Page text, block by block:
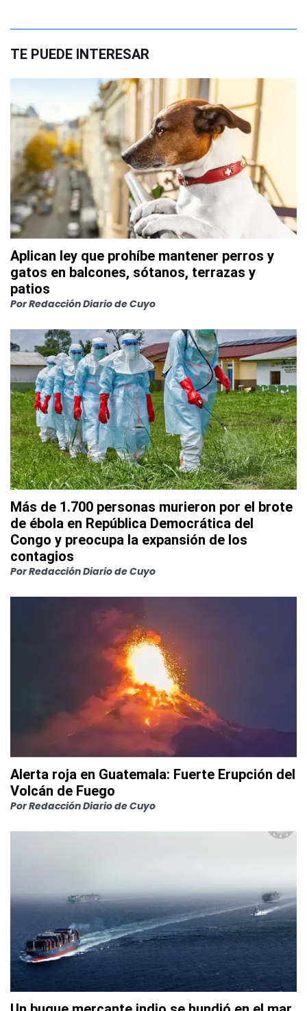
TE PUEDE INTERESAR
Aplican ley que prohíbe mantener perros y
gatos en balcones, sótanos, terrazas y
patios
PorRedacción Diario de Cuyo
Más de 1.700 personas murieron por el brote
de ébola en República Democrática del
Congo y preocupa la expansión de los
contagios
PorRedacción Diario de Cuyo
Alerta roja en Guatemala: Fuerte Erupción del
Volcán de Fuego
PorRedacción Diario de Cuyo